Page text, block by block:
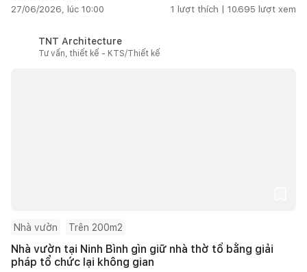
27/06/2026, lúc 10:00 1 lượt thích | 10.695 lượt xem
TNT Architecture
Tư vấn, thiết kế - KTS/Thiết kế
Nhà vườn Trên 200m2
Nhà vườn tại Ninh Bình gìn giữ nhà thờ tổ bằng giải
pháp tổ chức lại không gian